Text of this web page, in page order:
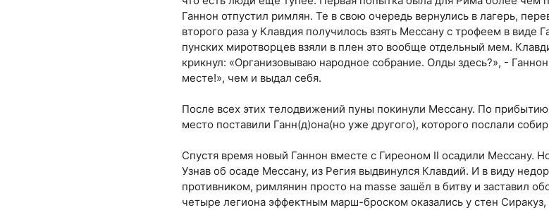
Ганнон отпустил римлян. Те в свою очередь вернулись в лагерь,
второго раза у Клавдия получилось взять Мессану с трофеем в виде
пунских миротворцев взяли в плен это вообще отдельный мем.
крикнул: «Организовываю народное собрание. Олды здесь?», -
месте!», чем и выдал себя.
После всех этих телодвижений пуны покинули Мессану. По прибытию
место поставили Ганн(д)она(но уже другого), которого послали
Спустя время новый Ганнон вместе с Гиреоном II осадили Мессану.
Узнав об осаде Мессану, из Регия выдвинулся Клавдий. И в виду
противником, римлянин просто на masse зашёл в битву и заставил
четыре легиона эффектным марш-броском оказались у стен